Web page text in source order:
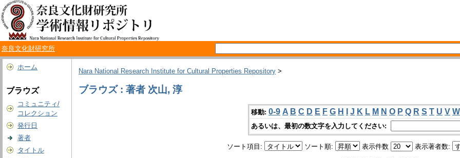
奈良文化財研究所
ホーム
ブラウズ
コミュニティ/
コレクション
発行日
著者
タイトル
Nara National Research Institute for Cultural Properties Repository >
ブラウズ : 著者 次山, 淳
移動: 0-9 A B C D E F G H J K L M N O P Q R S T U V W
あるいは、最初の数文字を入力してください:
ソート項目: ソート順: 表示件数 表示著者数: